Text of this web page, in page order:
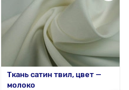
Ткань сатин твил, цвет —
молоко